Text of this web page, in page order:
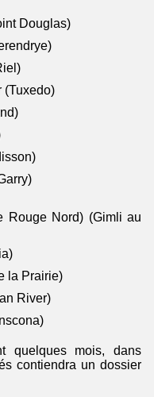
Douglas)
(Tuxedo)
Rouge Nord) (Gimli au
la Prairie)
River)
quelques mois, dans
contiendra un dossier